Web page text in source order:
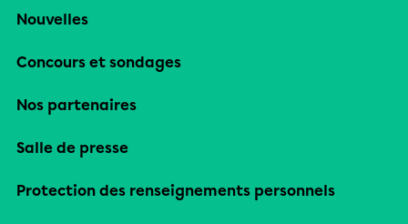
Nouvelles
Concours et sondages
Nos partenaires
Salle de presse
Protection des renseignements personnels